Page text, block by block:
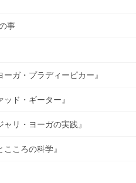
事
ーガ・プラディーピカー』
ッド・ギーター』
ャリ・ヨーガの実践』
こころの科学』